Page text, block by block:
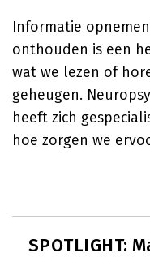
Informatie
onthouden is een
wat we lezen of
geheugen.
heeft zich
hoe zorgen we
SPOTLIGHT: